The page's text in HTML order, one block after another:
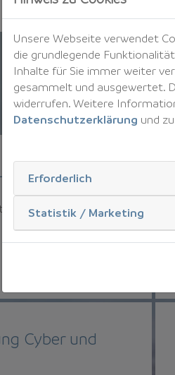
bei
Cyber und
Unsere Webseite verwendet
die grundlegende
Inhalte für Sie immer weiter
gesammelt und ausgewertet.
widerrufen. Weitere
Datenschutzerklärung und
Erforderlich
Statistik / Marketing